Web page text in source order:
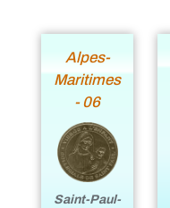
Alpes-
Maritimes
- 06
Saint-Paul-